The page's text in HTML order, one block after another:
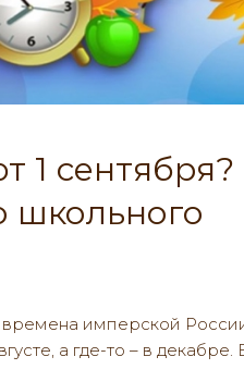
1 сентября?
школьного
имперской
а где-то – в